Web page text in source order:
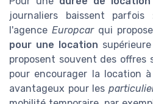
journaliers baissent
l'agence Europcarqui
pour une location
proposent souvent des offres
pour encourager la location
avantageux pour les